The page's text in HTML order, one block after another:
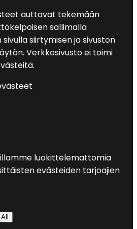
auttavat tekemään
sallimalla
siirtymisen ja sivuston
Verkkosivusto ei toimi
luokittelemattomia
evästeiden tarjoajien